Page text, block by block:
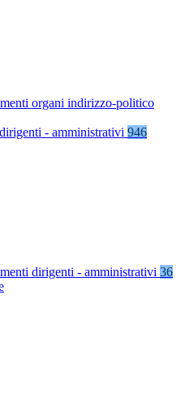
organi indirizzo-politico
- amministrativi 946
dirigenti - amministrativi 36